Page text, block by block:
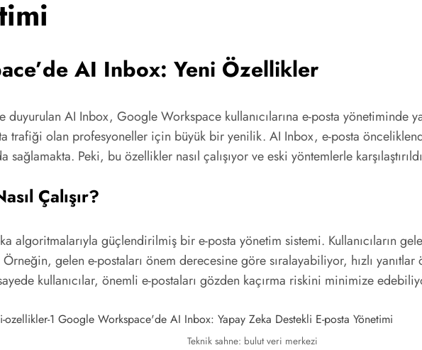
AI Inbox: Yeni Özellikler
AI Inbox, Google Workspace kullanıcılarına e-posta yönetiminde
trafiği olan profesyoneller için büyük bir yenilik. AI Inbox, e-posta
sağlamakta. Peki, bu özellikler nasıl çalışıyor ve eski yöntemlerle
Çalışır?
algoritmalarıyla güçlendirilmiş bir e-posta yönetim sistemi. Kullanıcıların
gelen e-postaları önem derecesine göre sıralayabiliyor, hızlı
kullanıcılar, önemli e-postaları gözden kaçırma riskini minimize
Teknik sahne: bulut veri merkezi